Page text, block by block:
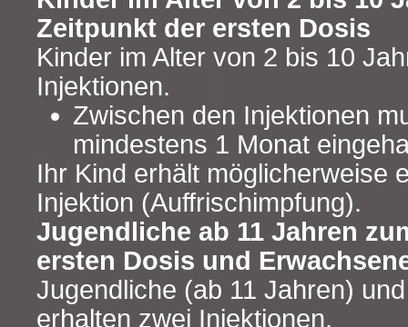
Zeitpunkt der ersten Dosis
Kinder im Alter von 2 bis 10
Injektionen.
Zwischen den Injektionen
mindestens 1 Monat
Ihr Kind erhält möglicherweise
Injektion (Auffrischimpfung).
Jugendliche ab 11 Jahren
ersten Dosis und
Jugendliche (ab 11 Jahren)
erhalten zwei Injektionen.